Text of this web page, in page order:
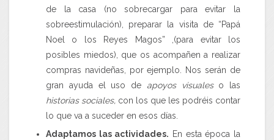
de la casa (no sobrecargar para evitar la
sobreestimulación), preparar la visita de “Papá
Noel o los Reyes Magos” ,(para evitar los
posibles miedos), que os acompañen a realizar
compras navideñas, por ejemplo. Nos serán de
gran ayuda el uso de apoyos visualeso las
historias sociales, con los que les podréis contar
lo que va a suceder en esos días.
Adaptamos las actividades. En esta época la